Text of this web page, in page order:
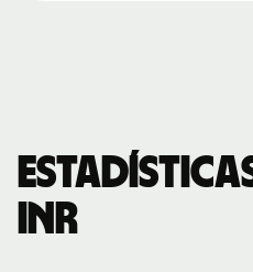
Estadísticas
INR